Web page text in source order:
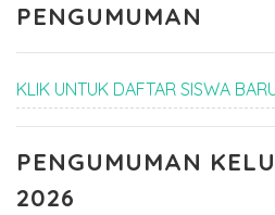
PENGUMUMAN
KLIK UNTUK DAFTAR SISWA
PENGUMUMAN
2026